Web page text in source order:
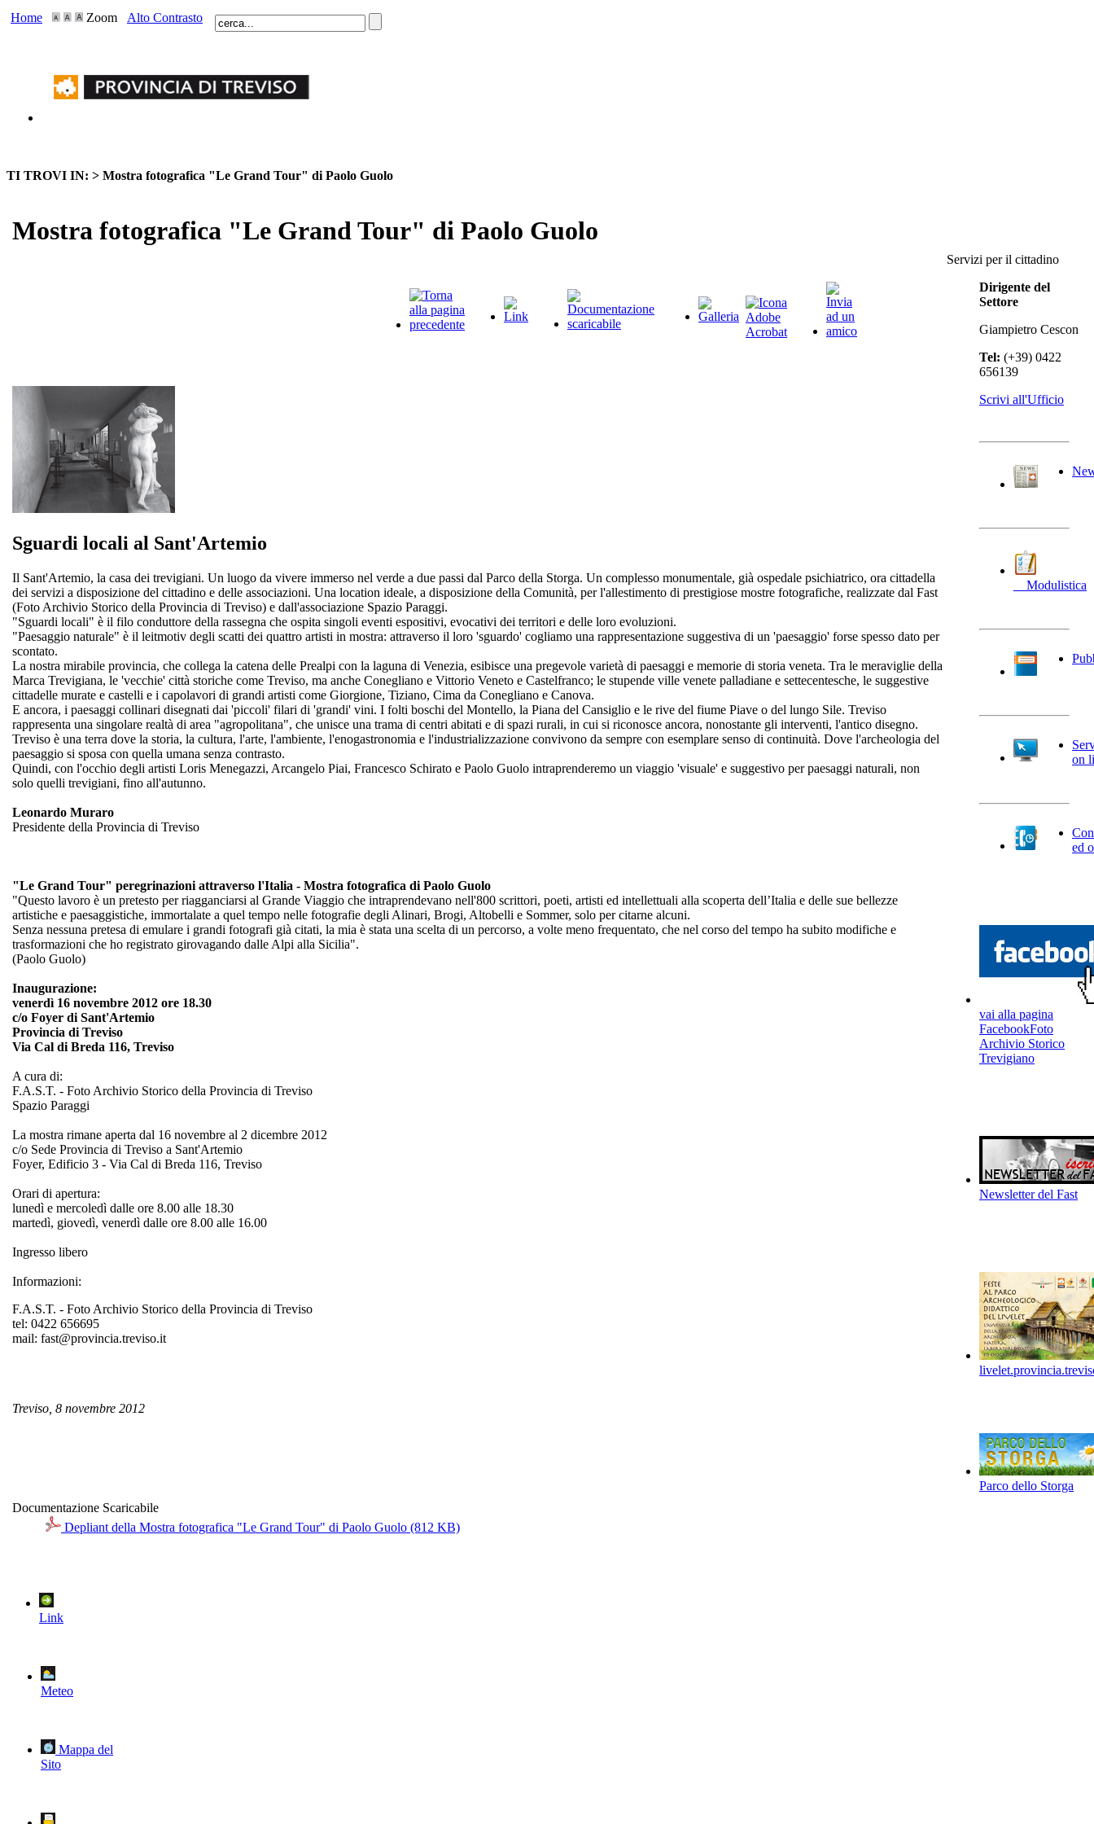
Home Zoom Alto Contrasto
TI TROVI IN: > Mostra fotografica "Le Grand Tour" di Paolo Guolo
Mostra fotografica "Le Grand Tour" di Paolo Guolo
Sguardi locali al Sant'Artemio
Il Sant'Artemio, la casa dei trevigiani. Un luogo da vivere immerso nel verde a due passi dal Parco della Storga. Un complesso monumentale, già ospedale psichiatrico, ora cittadella
dei servizi a disposizione del cittadino e delle associazioni. Una location ideale, a disposizione della Comunità, per l'allestimento di prestigiose mostre fotografiche, realizzate dal Fast
(Foto Archivio Storico della Provincia di Treviso) e dall'associazione Spazio Paraggi.
"Sguardi locali" è il filo conduttore della rassegna che ospita singoli eventi espositivi, evocativi dei territori e delle loro evoluzioni.
"Paesaggio naturale" è il leitmotiv degli scatti dei quattro artisti in mostra: attraverso il loro 'sguardo' cogliamo una rappresentazione suggestiva di un 'paesaggio' forse spesso dato per
scontato.
La nostra mirabile provincia, che collega la catena delle Prealpi con la laguna di Venezia, esibisce una pregevole varietà di paesaggi e memorie di storia veneta. Tra le meraviglie della
Marca Trevigiana, le 'vecchie' città storiche come Treviso, ma anche Conegliano e Vittorio Veneto e Castelfranco; le stupende ville venete palladiane e settecentesche, le suggestive
cittadelle murate e castelli e i capolavori di grandi artisti come Giorgione, Tiziano, Cima da Conegliano e Canova.
E ancora, i paesaggi collinari disegnati dai 'piccoli' filari di 'grandi' vini. I folti boschi del Montello, la Piana del Cansiglio e le rive del fiume Piave o del lungo Sile. Treviso
rappresenta una singolare realtà di area "agropolitana", che unisce una trama di centri abitati e di spazi rurali, in cui si riconosce ancora, nonostante gli interventi, l'antico disegno.
Treviso è una terra dove la storia, la cultura, l'arte, l'ambiente, l'enogastronomia e l'industrializzazione convivono da sempre con esemplare senso di continuità. Dove l'archeologia del
paesaggio si sposa con quella umana senza contrasto.
Quindi, con l'occhio degli artisti Loris Menegazzi, Arcangelo Piai, Francesco Schirato e Paolo Guolo intraprenderemo un viaggio 'visuale' e suggestivo per paesaggi naturali, non
solo quelli trevigiani, fino all'autunno.
Leonardo Muraro
Presidente della Provincia di Treviso
"Le Grand Tour" peregrinazioni attraverso l'Italia - Mostra fotografica di Paolo Guolo
"Questo lavoro è un pretesto per riagganciarsi al Grande Viaggio che intraprendevano nell'800 scrittori, poeti, artisti ed intellettuali alla scoperta dell’Italia e delle sue bellezze
artistiche e paesaggistiche, immortalate a quel tempo nelle fotografie degli Alinari, Brogi, Altobelli e Sommer, solo per citarne alcuni.
Senza nessuna pretesa di emulare i grandi fotografi già citati, la mia è stata una scelta di un percorso, a volte meno frequentato, che nel corso del tempo ha subito modifiche e
trasformazioni che ho registrato girovagando dalle Alpi alla Sicilia".
(Paolo Guolo)
Inaugurazione:
venerdì 16 novembre 2012 ore 18.30
c/o Foyer di Sant'Artemio
Provincia di Treviso
Via Cal di Breda 116, Treviso
A cura di:
F.A.S.T. - Foto Archivio Storico della Provincia di Treviso
Spazio Paraggi
La mostra rimane aperta dal 16 novembre al 2 dicembre 2012
c/o Sede Provincia di Treviso a Sant'Artemio
Foyer, Edificio 3 - Via Cal di Breda 116, Treviso
Orari di apertura:
lunedì e mercoledì dalle ore 8.00 alle 18.30
martedì, giovedì, venerdì dalle ore 8.00 alle 16.00
Ingresso libero
Informazioni:
F.A.S.T. - Foto Archivio Storico della Provincia di Treviso
tel: 0422 656695
mail: fast@provincia.treviso.it
Treviso, 8 novembre 2012
Documentazione Scaricabile
Depliant della Mostra fotografica "Le Grand Tour" di Paolo Guolo (812 KB)
Servizi per il cittadino
Dirigente del
Settore
Giampietro Cescon
Tel: (+39) 0422
656139
Scrivi all'Ufficio
__Modulistica
on
ed
vai alla pagina
FacebookFoto
Archivio Storico
Trevigiano
Newsletter del Fast
Parco dello Storga
Link
Meteo
Mappa del
Sito